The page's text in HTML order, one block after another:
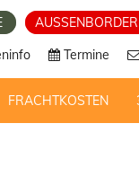
AUSSENBORDER
Termine
FRACHTKOSTEN